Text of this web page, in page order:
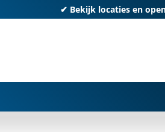
✔ Bekijk locaties en